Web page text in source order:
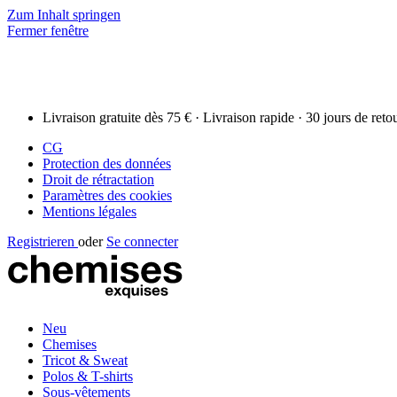
Zum Inhalt springen
Fermer fenêtre
Livraison gratuite dès 75 € · Livraison rapide · 30 jours de
CG
Protection des données
Droit de rétractation
Paramètres des cookies
Mentions légales
Registrieren oder Se connecter
Neu
Chemises
Tricot & Sweat
Polos & T-shirts
Sous-vêtements